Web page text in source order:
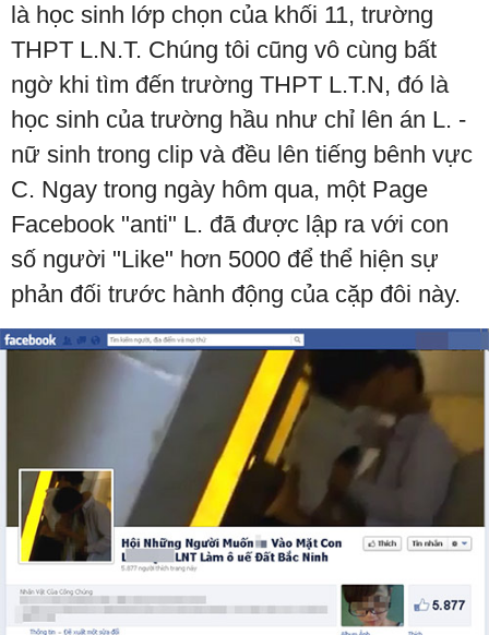
là học sinh lớp chọn của khối 11, trường
THPT L.N.T. Chúng tôi cũng vô cùng bất
ngờ khi tìm đến trường THPT L.T.N, đó là
học sinh của trường hầu như chỉ lên án L. -
nữ sinh trong clip và đều lên tiếng bênh vực
C. Ngay trong ngày hôm qua, một Page
Facebook "anti" L. đã được lập ra với con
số người "Like" hơn 5000 để thể hiện sự
phản đối trước hành động của cặp đôi này.